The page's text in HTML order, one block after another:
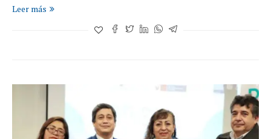
Leer más